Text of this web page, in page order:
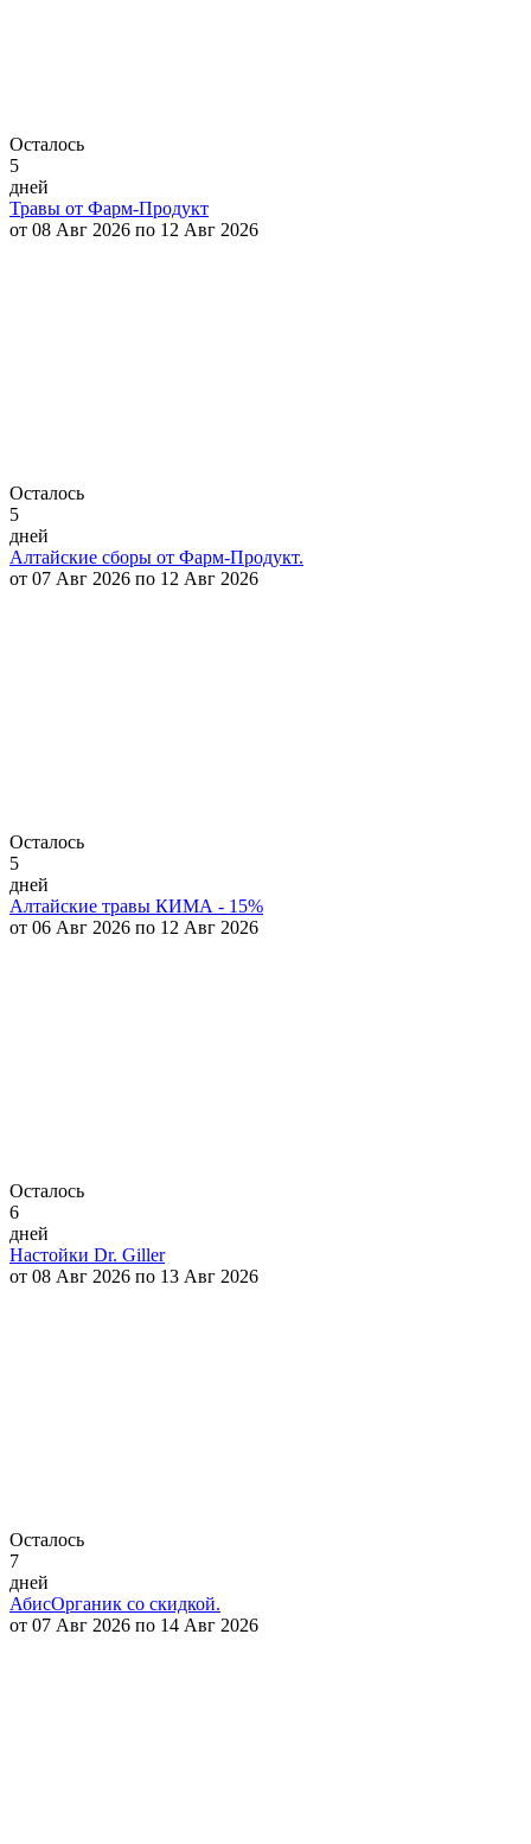
Осталось
5
дней
Травы от Фарм-Продукт
от 08 Авг 2026 по 12 Авг 2026
Осталось
5
дней
Алтайские сборы от Фарм-Продукт.
от 07 Авг 2026 по 12 Авг 2026
Осталось
5
дней
Алтайские травы КИМА - 15%
от 06 Авг 2026 по 12 Авг 2026
Осталось
6
дней
Настойки Dr. Giller
от 08 Авг 2026 по 13 Авг 2026
Осталось
7
дней
АбисОрганик со скидкой.
от 07 Авг 2026 по 14 Авг 2026